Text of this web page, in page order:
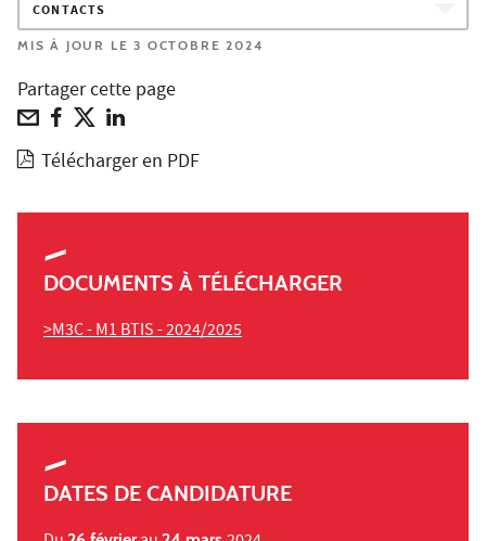
CONTACTS
MIS À JOUR LE 3 OCTOBRE 2024
Partager cette page
Télécharger en PDF
DOCUMENTS À TÉLÉCHARGER
>M3C - M1 BTIS - 2024/2025
DATES DE CANDIDATURE